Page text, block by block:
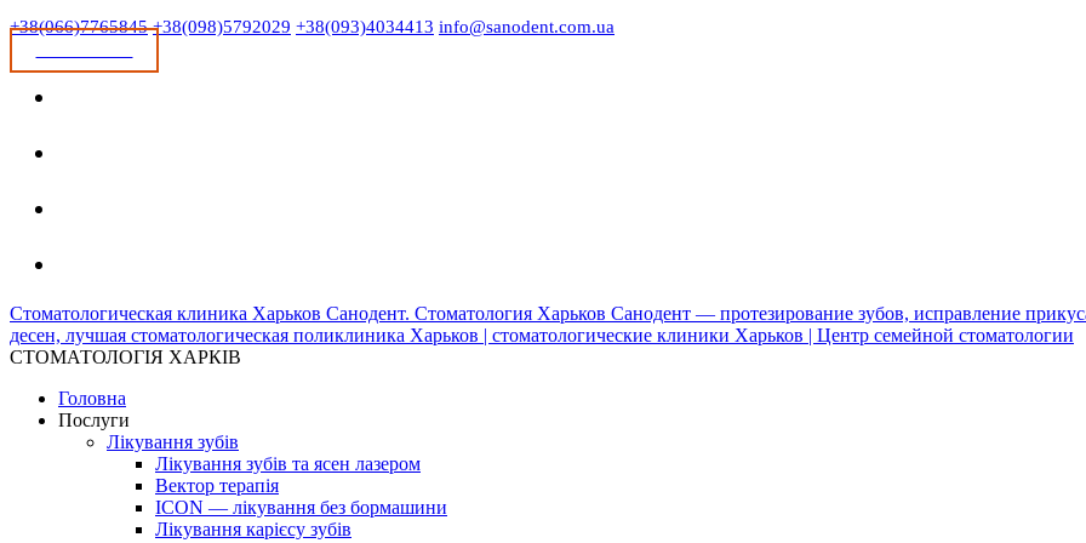
+38(066)7765845 +38(098)5792029 +38(093)4034413 info@sanodent.com.ua
Стоматологическая клиника Харьков Санодент. Стоматология Харьков Санодент — протезирование зубов, исправление
десен, лучшая стоматологическая поликлиника Харьков | стоматологические клиники Харьков | Центр семейной стоматологии
СТОМАТОЛОГІЯ ХАРКІВ
Головна
Послуги
Лікування зубів
Лікування зубів та ясен лазером
Вектор терапія
ICON — лікування без бормашини
Лікування карієсу зубів